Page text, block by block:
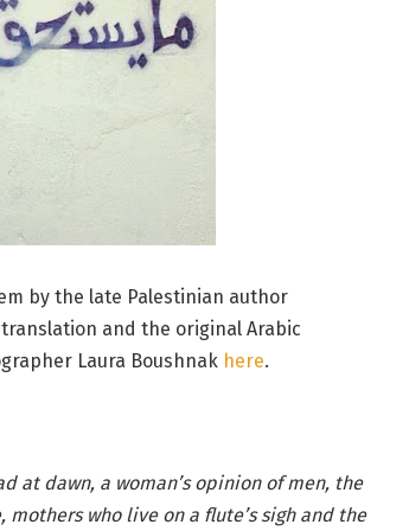
by the late Palestinian author
and the original Arabic
Laura Boushnak here.
at dawn, a woman’s opinion of men, the
mothers who live on a flute’s sigh and the